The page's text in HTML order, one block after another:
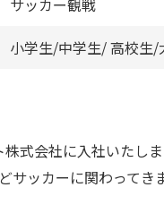
小学生/中学生/ 高校生/
式会社に入社いたしま
サッカーに関わって